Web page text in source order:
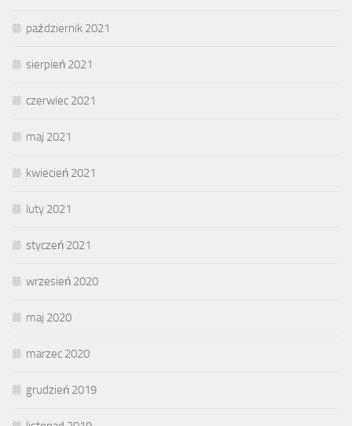
październik 2021
sierpień 2021
czerwiec 2021
maj 2021
kwiecień 2021
luty 2021
styczeń 2021
wrzesień 2020
maj 2020
marzec 2020
grudzień 2019